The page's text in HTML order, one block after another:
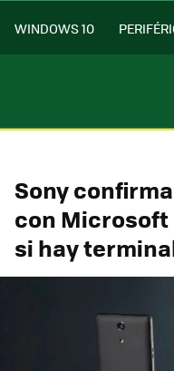
WINDOWS 10
Sony
con Microsoft
si hay